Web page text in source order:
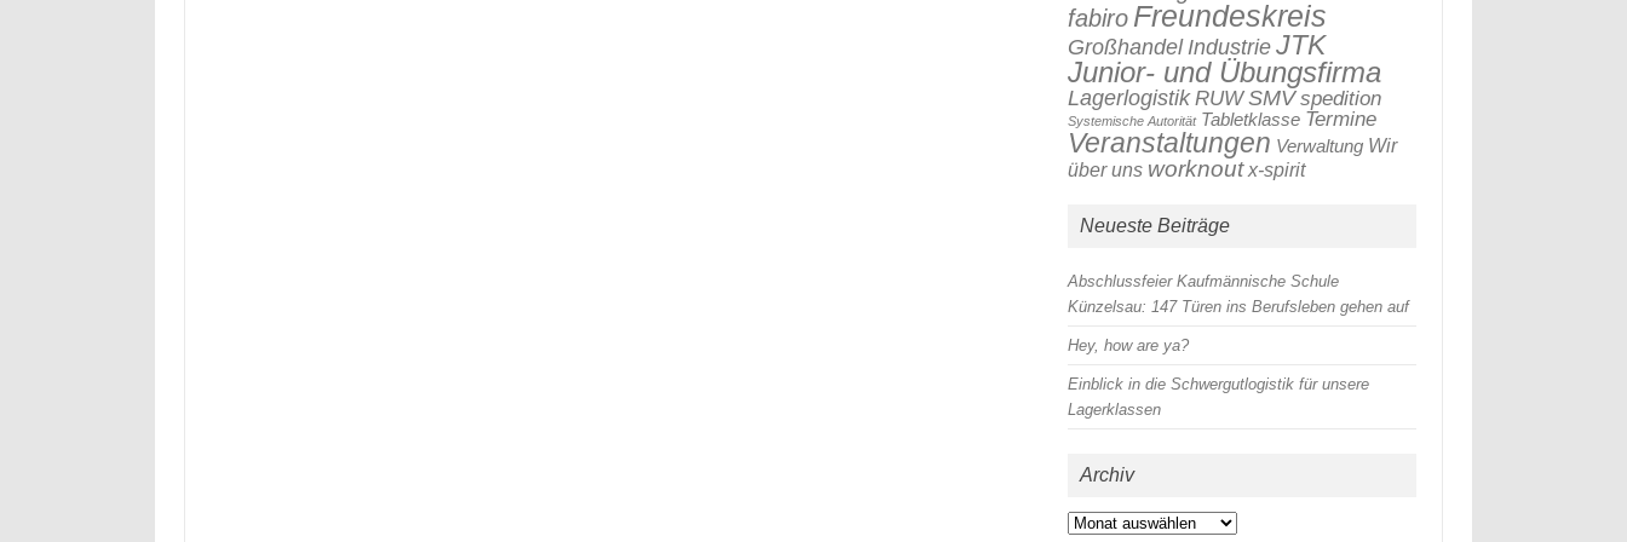
fabiro Freundeskreis
Großhandel Industrie JTK
Junior- und Übungsfirma
Lagerlogistik RUW SMV spedition
Systemische Autorität Tabletklasse Termine
Veranstaltungen Verwaltung Wir
über uns worknout x-spirit
Neueste Beiträge
Abschlussfeier Kaufmännische Schule
Künzelsau: 147 Türen ins Berufsleben gehen auf
Hey, how are ya?
Einblick in die Schwergutlogistik für unsere
Lagerklassen
Archiv
Archiv